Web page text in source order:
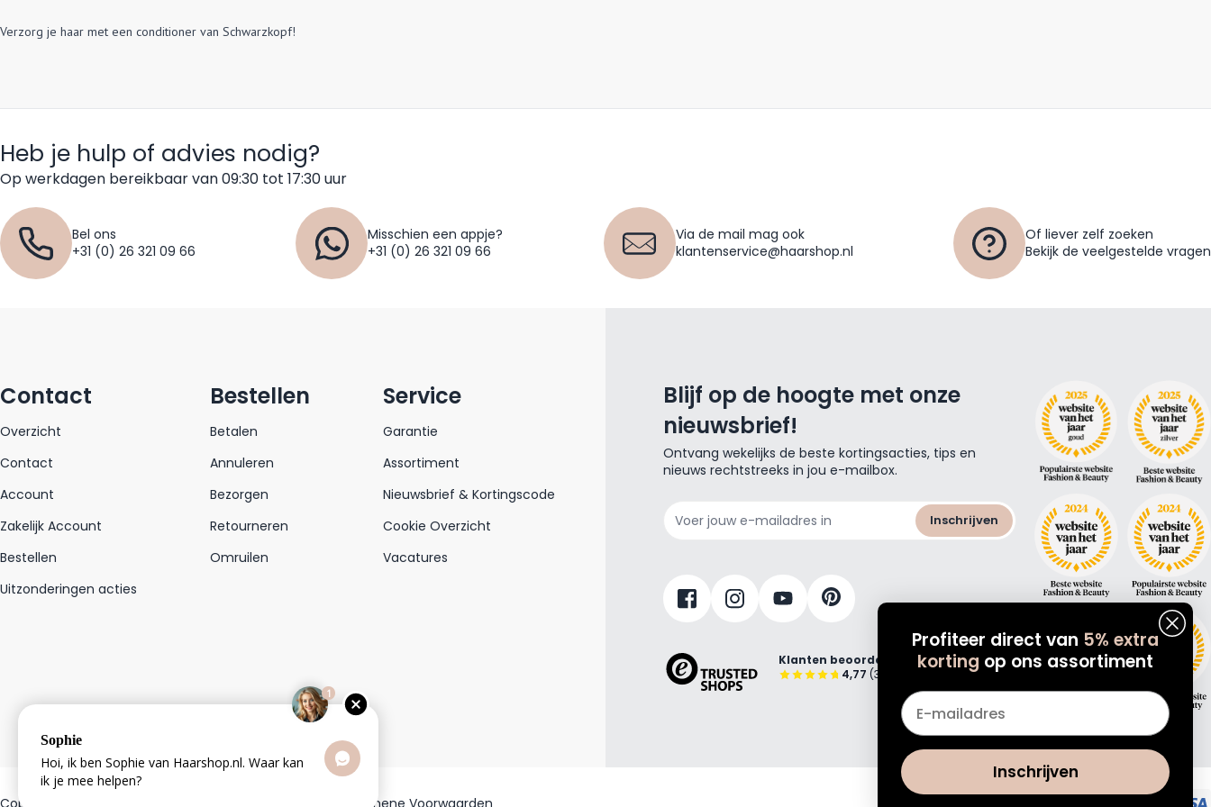
Verzorg je haar met een conditioner van Schwarzkopf!
Heb je hulp of advies nodig?
Op werkdagen bereikbaar van 09:30 tot 17:30 uur
Bel ons
+31 (0) 26 321 09 66
Misschien een appje?
+31 (0) 26 321 09 66
Via de mail mag ook
klantenservice@haarshop.nl
Of liever zelf zoeken
Bekijk de veelgestelde vragen
Contact
Overzicht
Contact
Account
Zakelijk Account
Bestellen
Uitzonderingen acties
Bestellen
Betalen
Annuleren
Bezorgen
Retourneren
Omruilen
Service
Garantie
Assortiment
Nieuwsbrief & Kortingscode
Cookie Overzicht
Vacatures
Blijf op de hoogte met onze
nieuwsbrief!
Ontvang wekelijks de beste kortingsacties, tips en
nieuws rechtstreeks in jou e-mailbox.
Inschrijven
Klanten beoordelen ons met
4,77 (38.000+)
Profiteer direct van 5% extra
korting op ons assortiment
Email
Inschrijven
1
Sophie
Hoi, ik ben Sophie van Haarshop.nl. Waar kan
ik je mee helpen?